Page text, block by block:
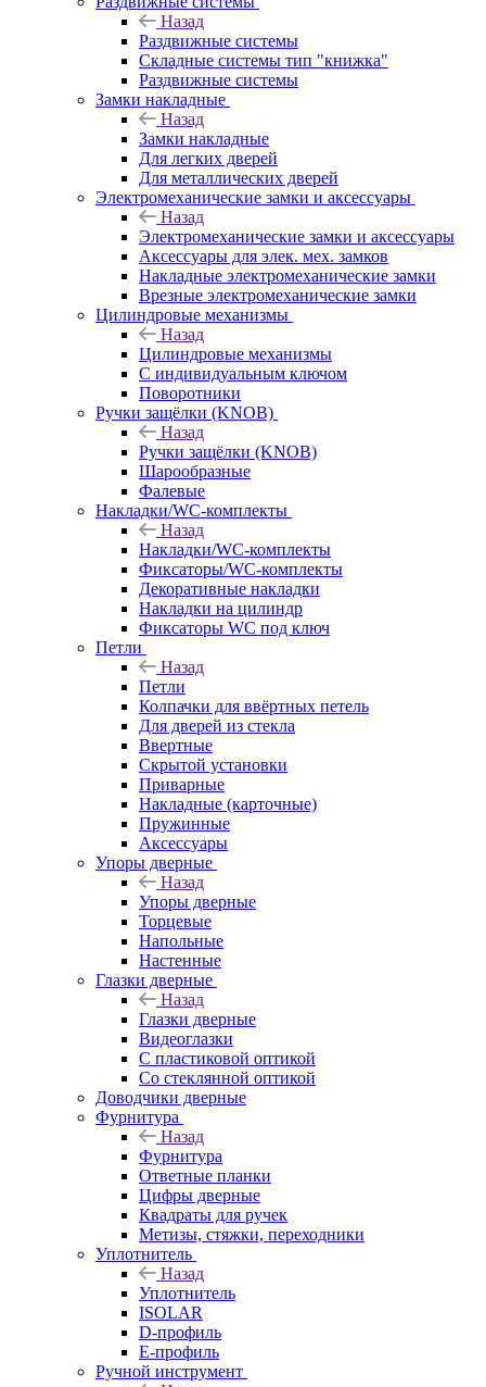
Назад
Раздвижные системы
Складные системы тип "книжка"
Раздвижные системы
Замки накладные
Назад
Замки накладные
Для легких дверей
Для металлических дверей
Электромеханические замки и аксессуары
Назад
Электромеханические замки и аксессуары
Аксессуары для элек. мех. замков
Накладные электромеханические замки
Врезные электромеханические замки
Цилиндровые механизмы
Назад
Цилиндровые механизмы
С индивидуальным ключом
Поворотники
Ручки защёлки (KNOB)
Назад
Ручки защёлки (KNOB)
Шарообразные
Фалевые
Накладки/WC-комплекты
Назад
Накладки/WC-комплекты
Фиксаторы/WC-комплекты
Декоративные накладки
Накладки на цилиндр
Фиксаторы WC под ключ
Петли
Назад
Петли
Колпачки для ввёртных петель
Для дверей из стекла
Ввертные
Скрытой установки
Приварные
Накладные (карточные)
Пружинные
Аксессуары
Упоры дверные
Назад
Упоры дверные
Торцевые
Напольные
Настенные
Глазки дверные
Назад
Глазки дверные
Видеоглазки
С пластиковой оптикой
Со стеклянной оптикой
Доводчики дверные
Фурнитура
Назад
Фурнитура
Ответные планки
Цифры дверные
Квадраты для ручек
Метизы, стяжки, переходники
Уплотнитель
Назад
Уплотнитель
ISOLAR
D-профиль
Е-профиль
Ручной инструмент